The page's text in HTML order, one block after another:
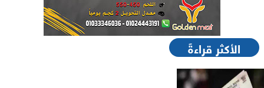
الأكثر قراءةً